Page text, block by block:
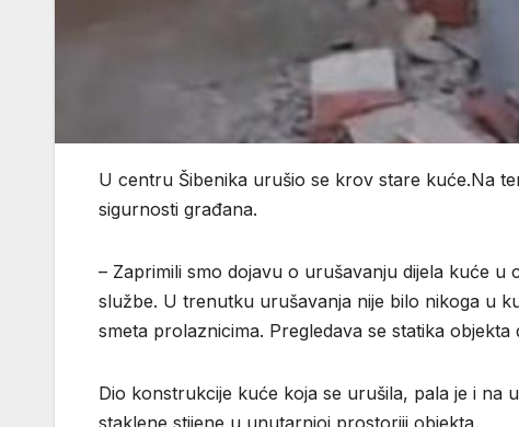
U centru Šibenika urušio se krov stare kuće.Na
sigurnosti građana.
– Zaprimili smo dojavu o urušavanju dijela kuće
službe. U trenutku urušavanja nije bilo nikoga u
smeta prolaznicima. Pregledava se statika
Dio konstrukcije kuće koja se urušila, pala je i na